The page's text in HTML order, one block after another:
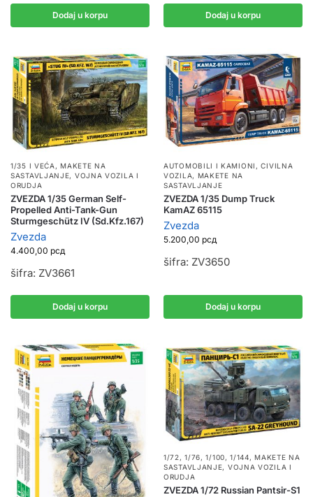
Dodaj u korpu Dodaj u korpu
1/35 I VEĆA ,MAKETE NA
SASTAVLJANJE, VOJNA VOZILA I
ORUDJA
ZVEZDA 1/35 German Self-
Propelled Anti-Tank-Gun
Sturmgeschütz IV (Sd.Kfz.167)
Zvezda
4.400,00 рсд
šifra: ZV3661
Dodaj u korpu
AUTOMOBILI I KAMIONI ,CIVILNA
VOZILA, MAKETE NA
SASTAVLJANJE
ZVEZDA 1/35 Dump Truck
KamAZ 65115
Zvezda
5.200,00 рсд
šifra: ZV3650
Dodaj u korpu
1/72, 1/76, 1/100, 1/144,MAKETE NA
SASTAVLJANJE, VOJNA VOZILA I
ORUDJA
ZVEZDA 1/72 Russian Pantsir-S1